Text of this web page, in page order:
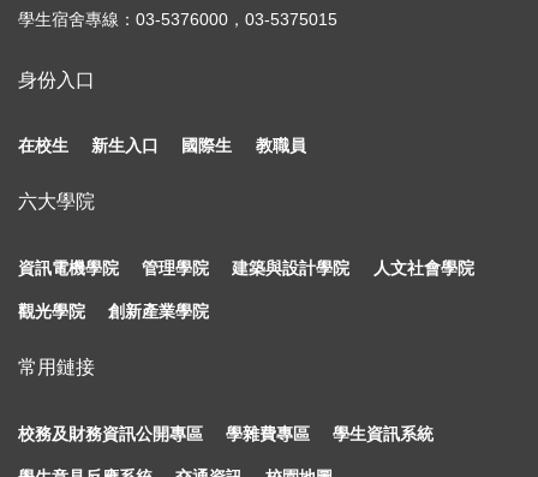
學生宿舍專線：03-5376000，03-5375015
身份入口
在校生 新生入口 國際生 教職員
六大學院
資訊電機學院 管理學院 建築與設計學院 人文社會學院
觀光學院 創新產業學院
常用鏈接
校務及財務資訊公開專區 學雜費專區 學生資訊系統